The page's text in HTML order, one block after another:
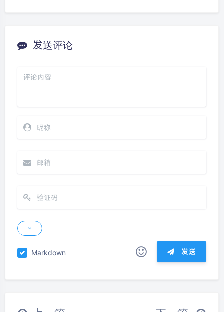
发送评论
Markdown 发送
|´・ω・)ノ ヾ(≧∇≦*)ゝ
(☆ω☆)